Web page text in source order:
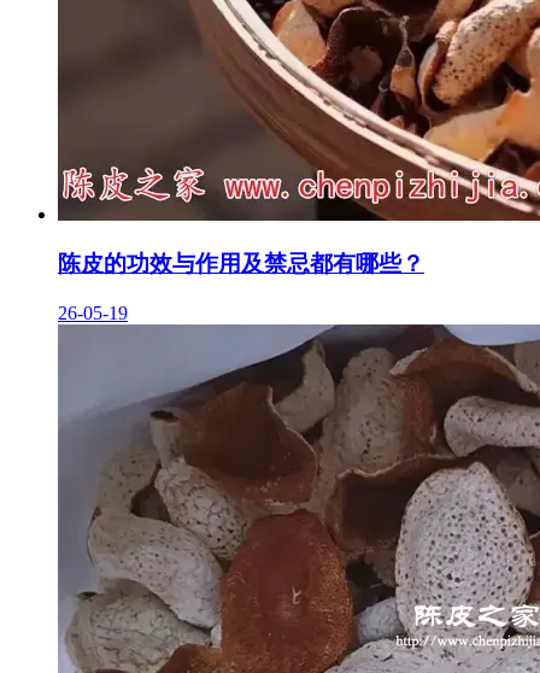
陈皮的功效与作用及禁忌都有哪些？
26-05-19